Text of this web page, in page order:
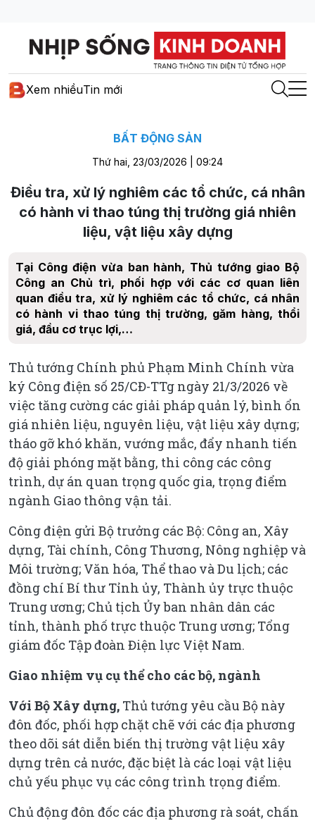
Xem nhiềuTin mới
BẤT ĐỘNG SẢN
Thứ hai, 23/03/2026 | 09:24
Điều tra, xử lý nghiêm các tổ chức, cá nhân
có hành vi thao túng thị trường giá nhiên
liệu, vật liệu xây dựng
Tại Công điện vừa ban hành, Thủ tướng giao Bộ
Công an Chủ trì, phối hợp với các cơ quan liên
quan điều tra, xử lý nghiêm các tổ chức, cá nhân
có hành vi thao túng thị trường, găm hàng, thổi
giá, đầu cơ trục lợi,…
Thủ tướng Chính phủ Phạm Minh Chính vừa
ký Công điện số 25/CĐ-TTg ngày 21/3/2026 về
việc tăng cường các giải pháp quản lý, bình ổn
giá nhiên liệu, nguyên liệu, vật liệu xây dựng;
tháo gỡ khó khăn, vướng mắc, đẩy nhanh tiến
độ giải phóng mặt bằng, thi công các công
trình, dự án quan trọng quốc gia, trọng điểm
ngành Giao thông vận tải.
Công điện gửi Bộ trưởng các Bộ: Công an, Xây
dựng, Tài chính, Công Thương, Nông nghiệp và
Môi trường; Văn hóa, Thể thao và Du lịch; các
đồng chí Bí thư Tỉnh ủy, Thành ủy trực thuộc
Trung ương; Chủ tịch Ủy ban nhân dân các
tỉnh, thành phố trực thuộc Trung ương; Tổng
giám đốc Tập đoàn Điện lực Việt Nam.
Giao nhiệm vụ cụ thể cho các bộ, ngành
Với Bộ Xây dựng, Thủ tướng yêu cầu Bộ này
đôn đốc, phối hợp chặt chẽ với các địa phương
theo dõi sát diễn biến thị trường vật liệu xây
dựng trên cả nước, đặc biệt là các loại vật liệu
chủ yếu phục vụ các công trình trọng điểm.
Chủ động đôn đốc các địa phương rà soát, chấn